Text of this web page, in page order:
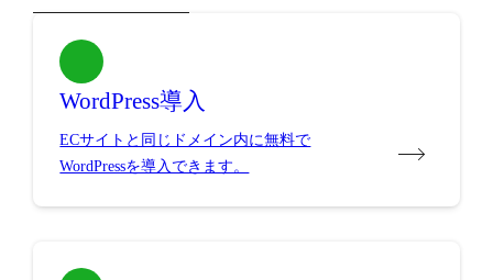
WordPress導入
ECサイトと同じドメイン内に無料で
WordPressを導入できます。